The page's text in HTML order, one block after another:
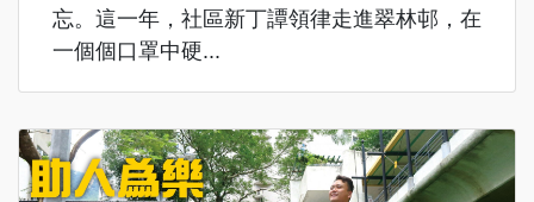
忘。這一年，社區新丁譚領律走進翠林邨，在
一個個口罩中硬...